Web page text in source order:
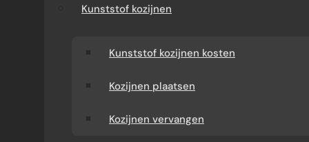
Kunststof kozijnen
Kunststof kozijnen kosten
Kozijnen plaatsen
Kozijnen vervangen